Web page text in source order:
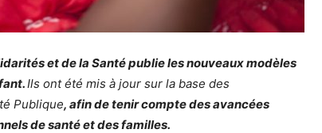
et de la Santé publie les nouveaux modèles
Ils ont été mis à jour sur la base des
Publique, afin de tenir compte des avancées
de santé et des familles.